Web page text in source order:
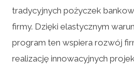
tradycyjnych pożyczek
firmy. Dzięki elastycznym
program ten wspiera rozwój
realizację innowacyjnych